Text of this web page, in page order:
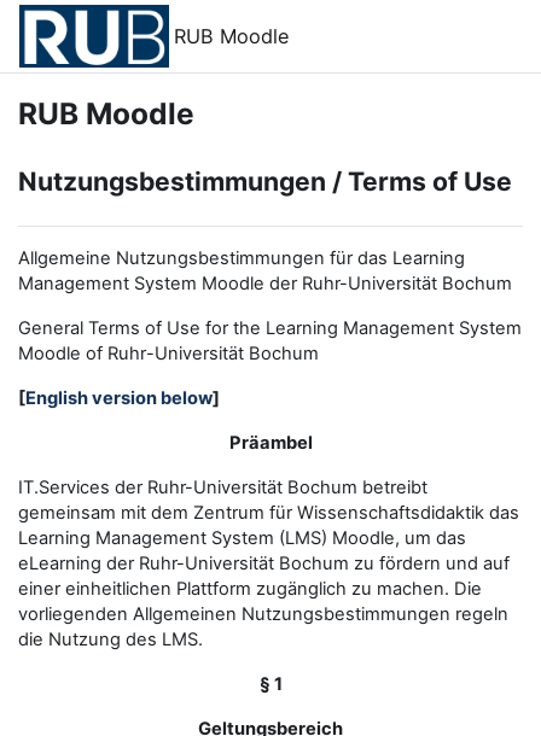
Zum Hauptinhalt
RUB Moodle
RUB Moodle
Nutzungsbestimmungen / Terms of Use
Allgemeine Nutzungsbestimmungen für das Learning
Management System Moodle der Ruhr-Universität Bochum
General Terms of Use for the Learning Management System
Moodle of Ruhr-Universität Bochum
[English version below]
Präambel
IT.Services der Ruhr-Universität Bochum betreibt
gemeinsam mit dem Zentrum für Wissenschaftsdidaktik das
Learning Management System (LMS) Moodle, um das
eLearning der Ruhr-Universität Bochum zu fördern und auf
einer einheitlichen Plattform zugänglich zu machen. Die
vorliegenden Allgemeinen Nutzungsbestimmungen regeln
die Nutzung des LMS.
§ 1
Geltungsbereich